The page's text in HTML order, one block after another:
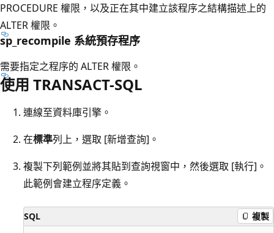
PROCEDURE 權限，以及正在其中建立該程序之結構描述上的
ALTER 權限。
sp_recompile 系統預存程序
需要指定之程序的 ALTER 權限。
使用 TRANSACT-SQL
連線至資料庫引擎。
在標準列上，選取 [新增查詢]。
複製下列範例並將其貼到查詢視窗中，然後選取 [執行]。
此範例會建立程序定義。
SQL 複製